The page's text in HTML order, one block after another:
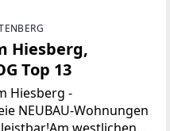
Hiesberg,
Top 13
Hiesberg -
NEUBAU-Wohnungen